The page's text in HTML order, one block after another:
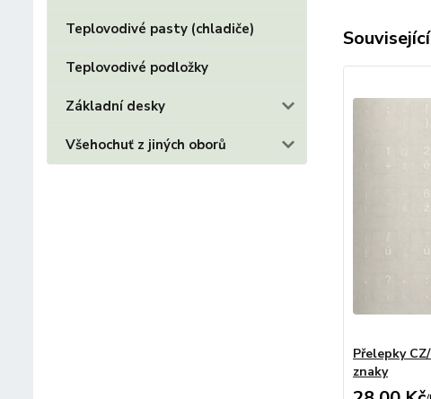
Teplovodivé pasty (chladiče)
Teplovodivé podložky
Základní desky
Všehochuť z jiných oborů
Přelepky
znaky